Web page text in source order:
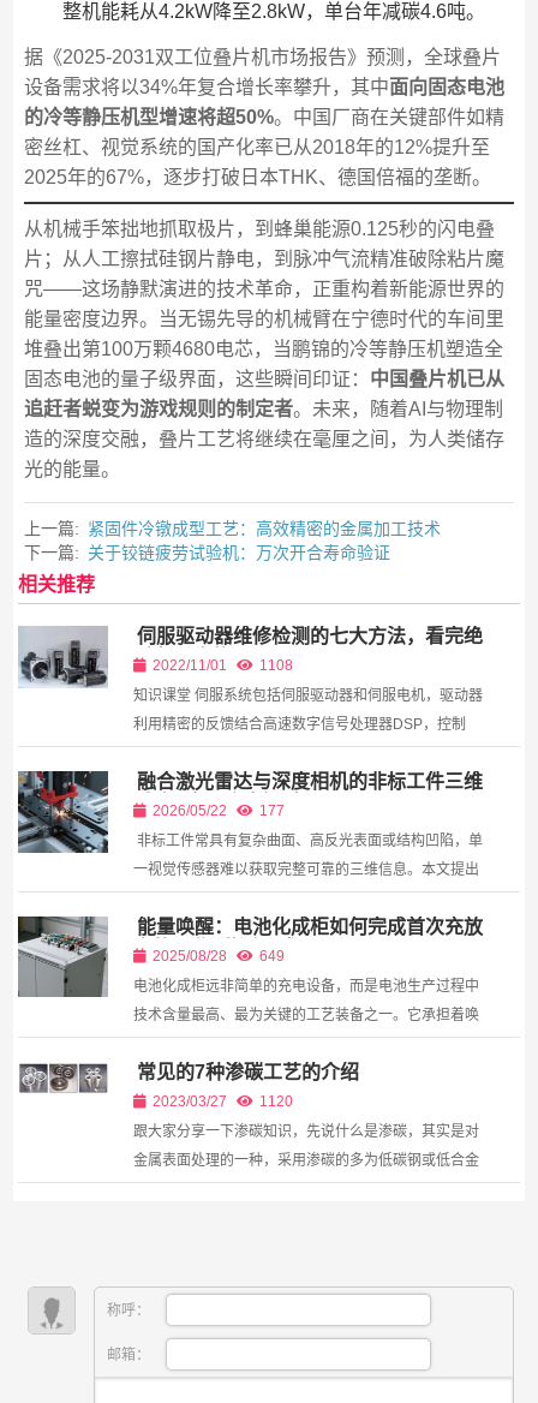
整机能耗从4.2kW降至2.8kW，单台年减碳4.6吨。
据《2025-2031双工位叠片机市场报告》预测，全球叠片
设备需求将以34%年复合增长率攀升，其中面向固态电池
的冷等静压机型增速将超50%。中国厂商在关键部件如精
密丝杠、视觉系统的国产化率已从2018年的12%提升至
2025年的67%，逐步打破日本THK、德国倍福的垄断。
从机械手笨拙地抓取极片，到蜂巢能源0.125秒的闪电叠
片；从人工擦拭硅钢片静电，到脉冲气流精准破除粘片魔
咒——这场静默演进的技术革命，正重构着新能源世界的
能量密度边界。当无锡先导的机械臂在宁德时代的车间里
堆叠出第100万颗4680电芯，当鹏锦的冷等静压机塑造全
固态电池的量子级界面，这些瞬间印证： 中国叠片机已从
追赶者蜕变为游戏规则的制定者。未来，随着AI与物理制
造的深度交融，叠片工艺将继续在毫厘之间，为人类储存
光的能量。
上一篇: 紧固件冷镦成型工艺：高效精密的金属加工技术​
下一篇: 关于铰链疲劳试验机：万次开合寿命验证​
相关推荐
伺服驱动器维修检测的七大方法，看完绝
对有所收获！
2022/11/01
1108
知识课堂 伺服系统包括伺服驱动器和伺服电机，驱动器
利用精密的反馈结合高速数字信号处理器DSP，控制
服电机达到精确调速和定位等功能。和普通电机相比...
融合激光雷达与深度相机的非标工件三维
重建与抓取规划研究
2026/05/22
177
非标工件常具有复杂曲面、高反光表面或结构凹陷，单
一视觉传感器难以获取完整可靠的三维信息。本文提出
多模态三维重建与抓取规划方法。首先，利用LiDAR提
供的大...
能量唤醒：电池化成柜如何完成首次充放
电的工业“激活仪式”
2025/08/28
649
电池化成柜远非简单的充电设备，而是电池生产过程中
技术含量最高、最为关键的工艺装备之一。它承担着唤
程...
常见的7种渗碳工艺的介绍
2023/03/27
1120
跟大家分享一下渗碳知识，先说什么是渗碳，其实是对
金属表面处理的一种，采用渗碳的多为低碳钢或低合金
称呼：
邮箱：